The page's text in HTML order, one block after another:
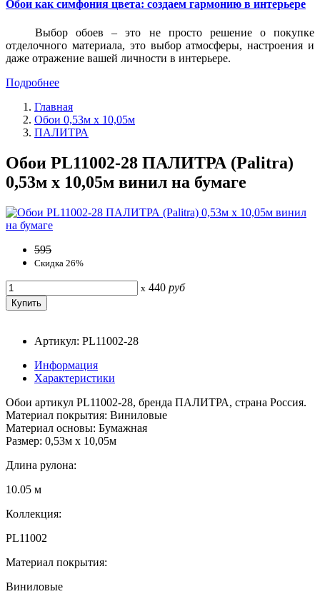
Обои как симфония цвета: создаем гармонию в интерьере
Выбор обоев – это не просто решение о покупке
отделочного материала, это выбор атмосферы, настроения и
даже отражение вашей личности в интерьере.
Подробнее
Главная
Обои 0,53м x 10,05м
ПАЛИТРА
Обои PL11002-28 ПАЛИТРА (Palitra)
0,53м x 10,05м винил на бумаге
595
Скидка 26%
x 440 руб
Артикул: PL11002-28
Информация
Характеристики
Обои артикул PL11002-28, бренда ПАЛИТРА, страна Россия.
Материал покрытия: Виниловые
Материал основы: Бумажная
Размер: 0,53м x 10,05м
Длина рулона:
10.05 м
Коллекция:
PL11002
Материал покрытия:
Виниловые